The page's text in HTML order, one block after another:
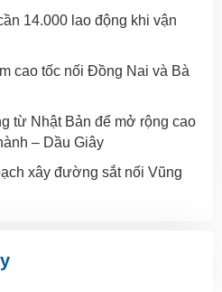
14.000 lao động khi vận
cao tốc nối Đồng Nai và Bà
từ Nhật Bản để mở rộng cao
– Dầu Giây
xây đường sắt nối Vũng